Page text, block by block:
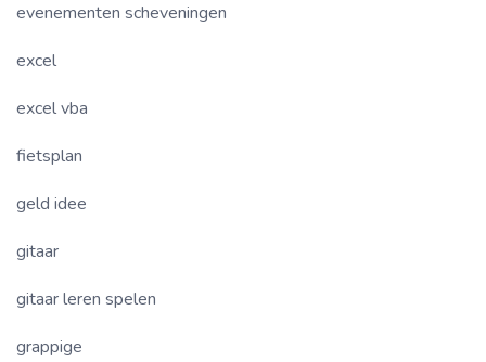
evenementen scheveningen
excel
excel vba
fietsplan
geld idee
gitaar
gitaar leren spelen
grappige